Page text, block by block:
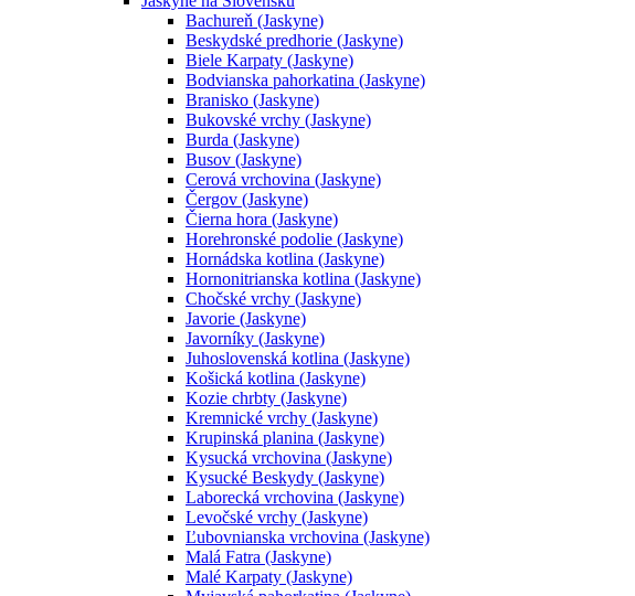
Bachureň (Jaskyne)
Beskydské predhorie (Jaskyne)
Biele Karpaty (Jaskyne)
Bodvianska pahorkatina (Jaskyne)
Branisko (Jaskyne)
Bukovské vrchy (Jaskyne)
Burda (Jaskyne)
Busov (Jaskyne)
Cerová vrchovina (Jaskyne)
Čergov (Jaskyne)
Čierna hora (Jaskyne)
Horehronské podolie (Jaskyne)
Hornádska kotlina (Jaskyne)
Hornonitrianska kotlina (Jaskyne)
Chočské vrchy (Jaskyne)
Javorie (Jaskyne)
Javorníky (Jaskyne)
Juhoslovenská kotlina (Jaskyne)
Košická kotlina (Jaskyne)
Kozie chrbty (Jaskyne)
Kremnické vrchy (Jaskyne)
Krupinská planina (Jaskyne)
Kysucká vrchovina (Jaskyne)
Kysucké Beskydy (Jaskyne)
Laborecká vrchovina (Jaskyne)
Levočské vrchy (Jaskyne)
Ľubovnianska vrchovina (Jaskyne)
Malá Fatra (Jaskyne)
Malé Karpaty (Jaskyne)